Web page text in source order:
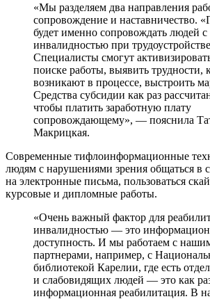
«Мы разделяем два направления
сопровождение и наставничество.
будет именно сопровождать людей с
инвалидностью при
Специалисты смогут
поиске работы, выявить трудности,
возникают в процессе, выстроить
Средства субсидии как раз
чтобы платить заработную плату
сопровождающему», — пояснила
Макрицкая.
Современные тифлоинформационные
людям с нарушениями зрения общаться в
на электронные письма, пользоваться
курсовые и дипломные работы.
«Очень важный фактор для
инвалидностью — это
доступность. И мы работаем с
партнерами, например, с
библиотекой Карелии, где есть
и слабовидящих людей — это как
информационная реабилитация. В